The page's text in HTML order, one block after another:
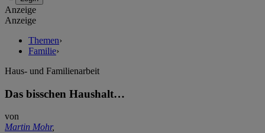
Anzeige
Anzeige
Themen›
Familie›
Haus- und Familienarbeit
Das bisschen Haushalt…
von
Martin Mohr,